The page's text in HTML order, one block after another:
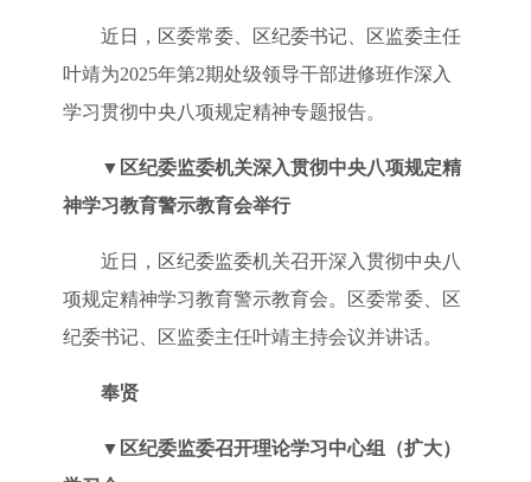
近日，区委常委、区纪委书记、区监委主任
叶靖为2025年第2期处级领导干部进修班作深入
学习贯彻中央八项规定精神专题报告。
▼ 区纪委监委机关深入贯彻中央八项规定精
神学习教育警示教育会举行
近日，区纪委监委机关召开深入贯彻中央八
项规定精神学习教育警示教育会。区委常委、区
纪委书记、区监委主任叶靖主持会议并讲话。
奉贤
▼ 区纪委监委召开理论学习中心组（扩大）